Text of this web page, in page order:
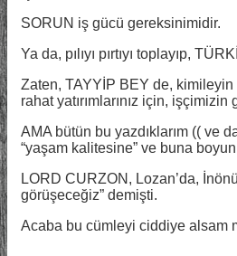
SORUN iş gücü gereksinimidir.
Ya da, pılıyı pırtıyı toplayıp,
Zaten, TAYYİP BEY de, kimileyin
rahat yatırımlarınız için, işçimizin
AMA bütün bu yazdıklarım (( ve
“yaşam kalitesine” ve buna
LORD CURZON, Lozan’da,
görüşeceğiz” demişti.
Acaba bu cümleyi ciddiye alsam